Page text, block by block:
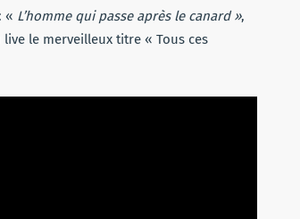
« L’homme qui passe après le canard »,
le merveilleux titre « Tous ces